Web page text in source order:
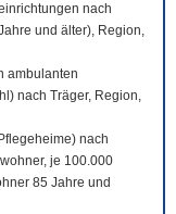
nach
und älter), Region,
ambulanten
nach Träger, Region,
nach
je 100.000
85 Jahre und